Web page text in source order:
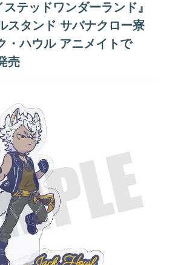
ステッドワンダーランド』
スタンド サバナクロー寮
・ハウル アニメイトで
売